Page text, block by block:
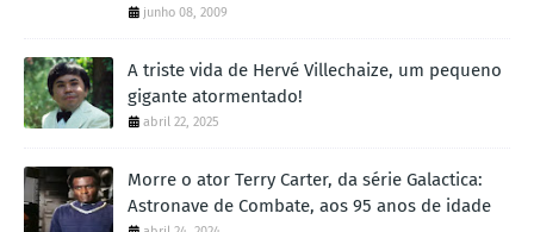
junho 08, 2009
A triste vida de Hervé Villechaize, um pequeno
gigante atormentado!
abril 22, 2025
Morre o ator Terry Carter, da série Galactica:
Astronave de Combate, aos 95 anos de idade